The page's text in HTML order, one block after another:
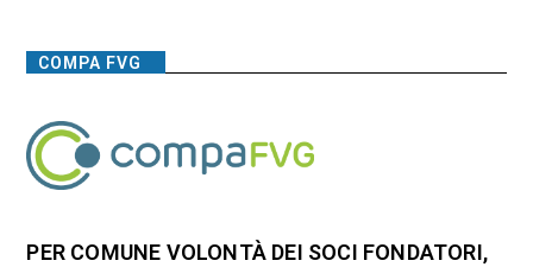
COMPA FVG
PER COMUNE VOLONTÀ DEI SOCI FONDATORI,